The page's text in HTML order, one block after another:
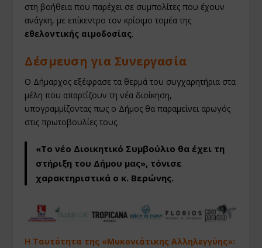
στη βοήθεια που παρέχει σε συμπολίτες που έχουν
ανάγκη, με επίκεντρο τον κρίσιμο τομέα της
εθελοντικής αιμοδοσίας.
Δέσμευση για Συνεργασία
Ο Δήμαρχος εξέφρασε τα θερμά του συγχαρητήρια στα
μέλη που απαρτίζουν τη νέα διοίκηση,
υπογραμμίζοντας πως ο Δήμος θα παραμείνει αρωγός
στις πρωτοβουλίες τους.
«Το νέο Διοικητικό Συμβούλιο θα έχει τη
στήριξη του Δήμου μας», τόνισε
χαρακτηριστικά ο κ. Βερώνης.
Η Ταυτότητα της «Μυκονιάτικης Αλληλεγγύης»: